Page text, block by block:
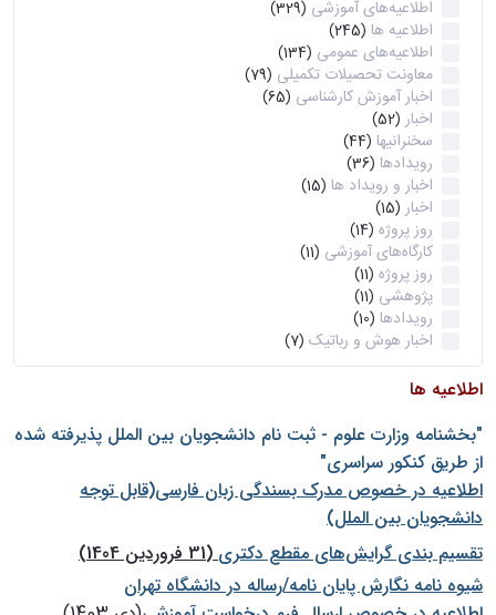
اطلاعیه‌های‌ آموزشی (329)
اطلاعیه ها (245)
اطلاعیه‌های عمومی (134)
معاونت تحصیلات تکمیلی (79)
اخبار آموزش کارشناسی (65)
اخبار (52)
سخنرانیها (44)
رویدادها (36)
اخبار و رویداد ها (15)
اخبار (15)
روز پروژه (14)
کارگاه‌های آموزشی (11)
روز پروژه (11)
پژوهشی (11)
رویدادها (10)
اخبار هوش و رباتیک (7)
اطلاعیه ها
"بخشنامه وزارت علوم - ثبت نام دانشجويان بين الملل پذيرفته شده
از طريق كنكور سراسری"
اطلاعیه در خصوص مدرک بسندگی زبان فارسی(قابل توجه
دانشجویان بین الملل)
تقسیم بندی گرایش‌های مقطع دکتری(31 فروردین 1404)
شيوه نامه نگارش پايان نامه/رساله در دانشگاه تهران